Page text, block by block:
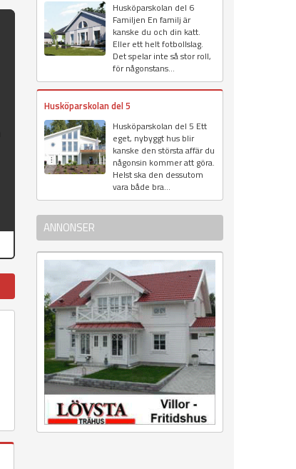
Husköparskolan del 6
Familjen En familj är
kanske du och din katt.
Eller ett helt fotbollslag.
Det spelar inte så stor roll,
för någonstans...
Husköparskolan del 5
Husköparskolan del 5 Ett
eget, nybyggt hus blir
kanske den största affär du
någonsin kommer att göra.
Helst ska den dessutom
vara både bra...
ANNONSER